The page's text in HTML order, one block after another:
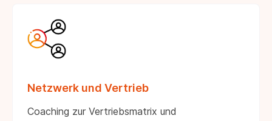
Netzwerk und Vertrieb
Coaching zur Vertriebsmatrix und